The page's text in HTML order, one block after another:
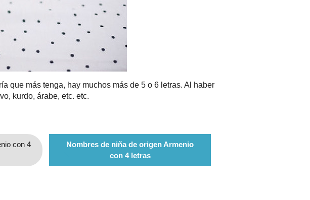
que más tenga, hay muchos más de 5 o 6 letras. Al haber
kurdo, árabe, etc. etc.
con 4
Nombres de niña de origen Armenio
con 4 letras